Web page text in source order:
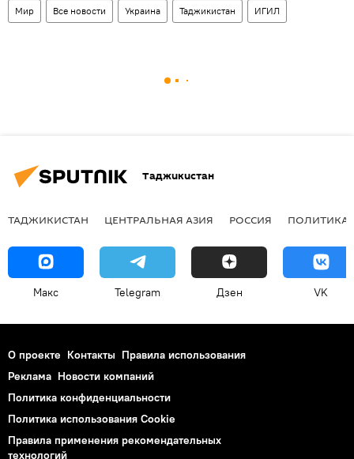
Мир Все новости Украина Таджикистан ИГИЛ
Таджикистан
ТАДЖИКИСТАН ЦЕНТРАЛЬНАЯ АЗИЯ РОССИЯ ПОЛИТИКА
Макс Telegram Дзен VK
О проекте Контакты Правила использования
Реклама Новости компаний
Политика конфиденциальности
Политика использования Cookie
Правила применения рекомендательных
технологий